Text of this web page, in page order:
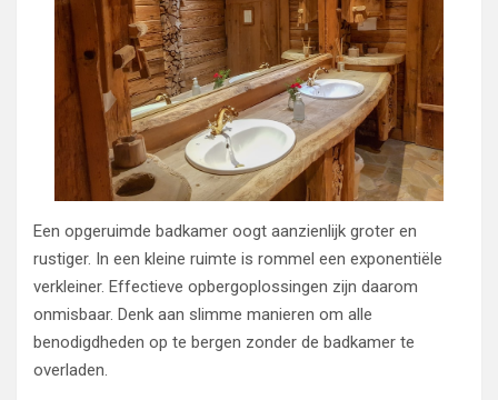
Een opgeruimde badkamer oogt aanzienlijk groter en
rustiger. In een kleine ruimte is rommel een exponentiële
verkleiner. Effectieve opbergoplossingen zijn daarom
onmisbaar. Denk aan slimme manieren om alle
benodigdheden op te bergen zonder de badkamer te
overladen.